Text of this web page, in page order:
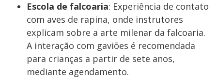
Escola de falcoaria: Experiência de contato
com aves de rapina, onde instrutores
explicam sobre a arte milenar da falcoaria.
A interação com gaviões é recomendada
para crianças a partir de sete anos,
mediante agendamento.